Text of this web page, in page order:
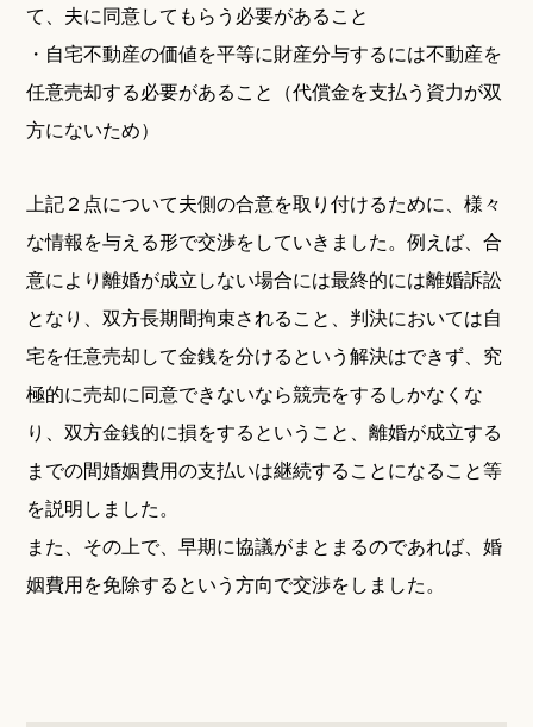
て、夫に同意してもらう必要があること
・自宅不動産の価値を平等に財産分与するには不動産を
任意売却する必要があること（代償金を支払う資力が双
方にないため）
上記２点について夫側の合意を取り付けるために、様々
な情報を与える形で交渉をしていきました。例えば、合
意により離婚が成立しない場合には最終的には離婚訴訟
となり、双方長期間拘束されること、判決においては自
宅を任意売却して金銭を分けるという解決はできず、究
極的に売却に同意できないなら競売をするしかなくな
り、双方金銭的に損をするということ、離婚が成立する
までの間婚姻費用の支払いは継続することになること等
を説明しました。
また、その上で、早期に協議がまとまるのであれば、婚
姻費用を免除するという方向で交渉をしました。